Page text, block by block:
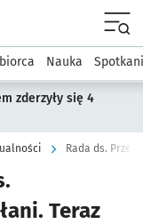
Strategia
Nauka
zderzyły się 4
Rada ds.
Teraz